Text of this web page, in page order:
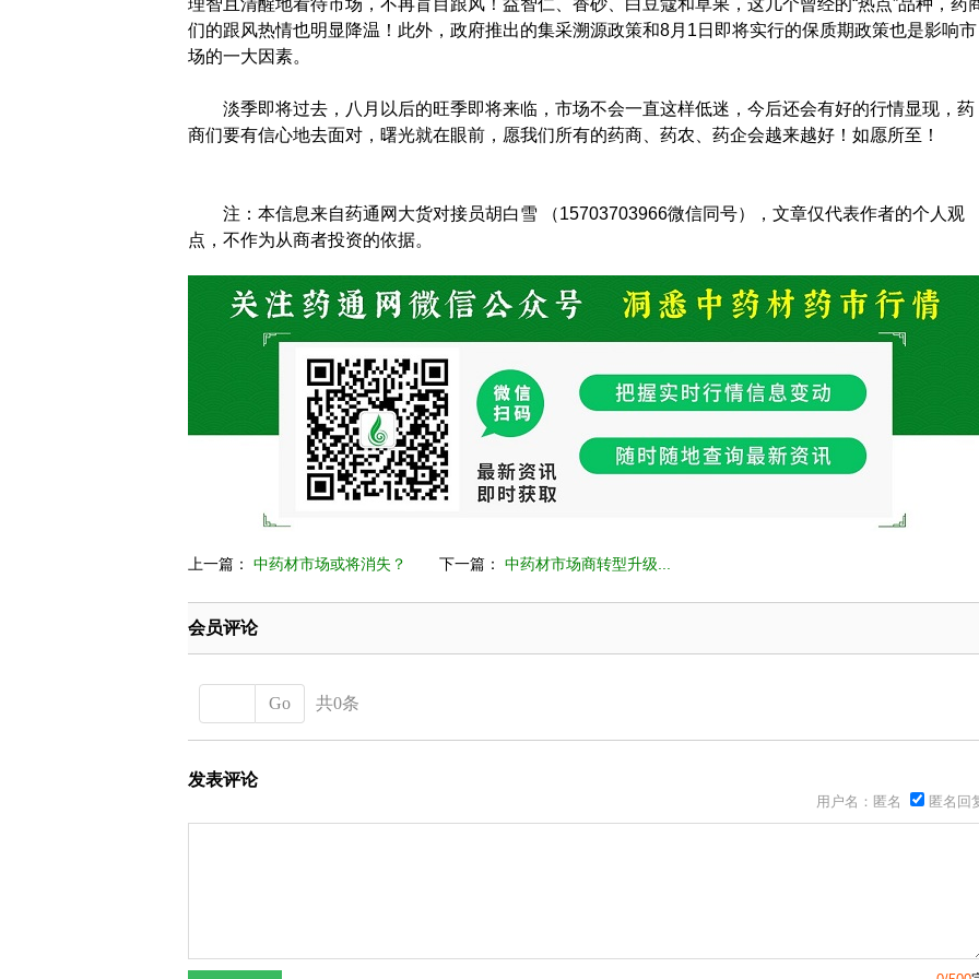
理智且清醒地看待市场，不再盲目跟风！益智仁、香砂、白豆蔻和草果，这几个曾经的“热点”品种，药
们的跟风热情也明显降温！此外，政府推出的集采溯源政策和8月1日即将实行的保质期政策也是影响市
场的一大因素。
淡季即将过去，八月以后的旺季即将来临，市场不会一直这样低迷，今后还会有好的行情显现，药
商们要有信心地去面对，曙光就在眼前，愿我们所有的药商、药农、药企会越来越好！如愿所至！
注：本信息来自药通网大货对接员胡白雪 （15703703966微信同号），文章仅代表作者的个人观
点，不作为从商者投资的依据。
上一篇： 中药材市场或将消失？ 下一篇： 中药材市场商转型升级...
会员评论
Go 共0条
发表评论
用户名：匿名 匿名回